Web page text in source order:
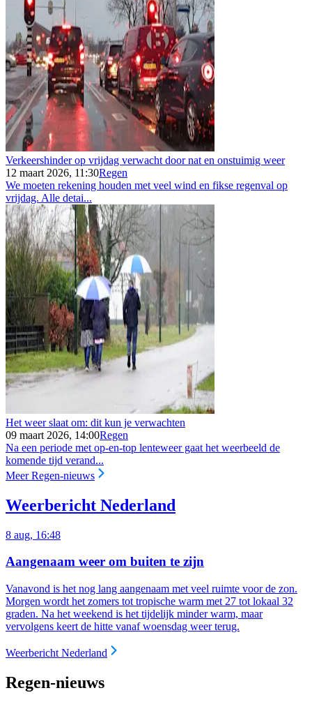
Verkeershinder op vrijdag verwacht door nat en onstuimig weer
12 maart 2026, 11:30Regen
We moeten rekening houden met veel wind en fikse regenval op
vrijdag. Alle detai...
Het weer slaat om: dit kun je verwachten
09 maart 2026, 14:00Regen
Na een periode met op-en-top lenteweer gaat het weerbeeld de
komende tijd verand...
Meer Regen-nieuws
Weerbericht Nederland
8 aug, 16:48
Aangenaam weer om buiten te zijn
Vanavond is het nog lang aangenaam met veel ruimte voor de zon.
Morgen wordt het zomers tot tropische warm met 27 tot lokaal 32
graden. Na het weekend is het tijdelijk minder warm, maar
vervolgens keert de hitte vanaf woensdag weer terug.
Weerbericht Nederland
Regen-nieuws